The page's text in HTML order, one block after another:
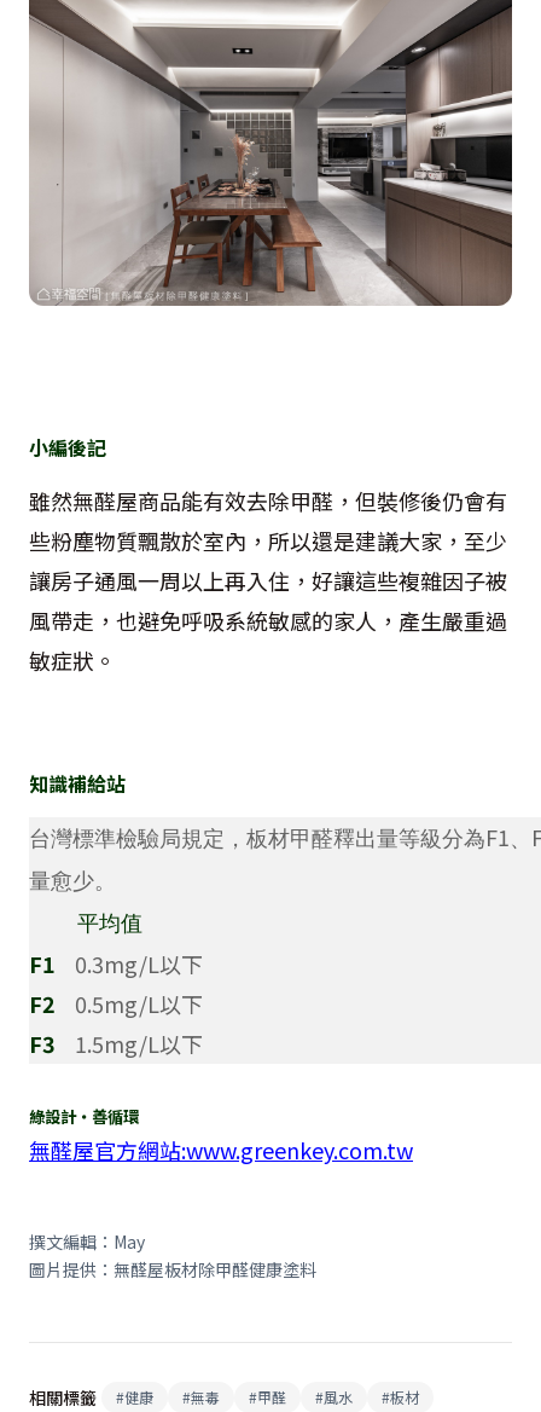
小編後記
雖然無醛屋商品能有效去除甲醛，但裝修後仍會有
些粉塵物質飄散於室內，所以還是建議大家，至少
讓房子通風一周以上再入住，好讓這些複雜因子被
風帶走，也避免呼吸系統敏感的家人，產生嚴重過
敏症狀。
知識補給站
台灣標準檢驗局規定，板材甲醛釋出量等級分為F1、
量愈少。
平均值
F1 0.3mg/L以下
F2
0.5mg/L以下
F3
1.5mg/L以下
綠設計‧善循環
無醛屋官方網站:www.greenkey.com.tw
撰文編輯：May
圖片提供：無醛屋板材除甲醛健康塗料
相關標籤 #健康 #無毒 #甲醛 #風水 #板材